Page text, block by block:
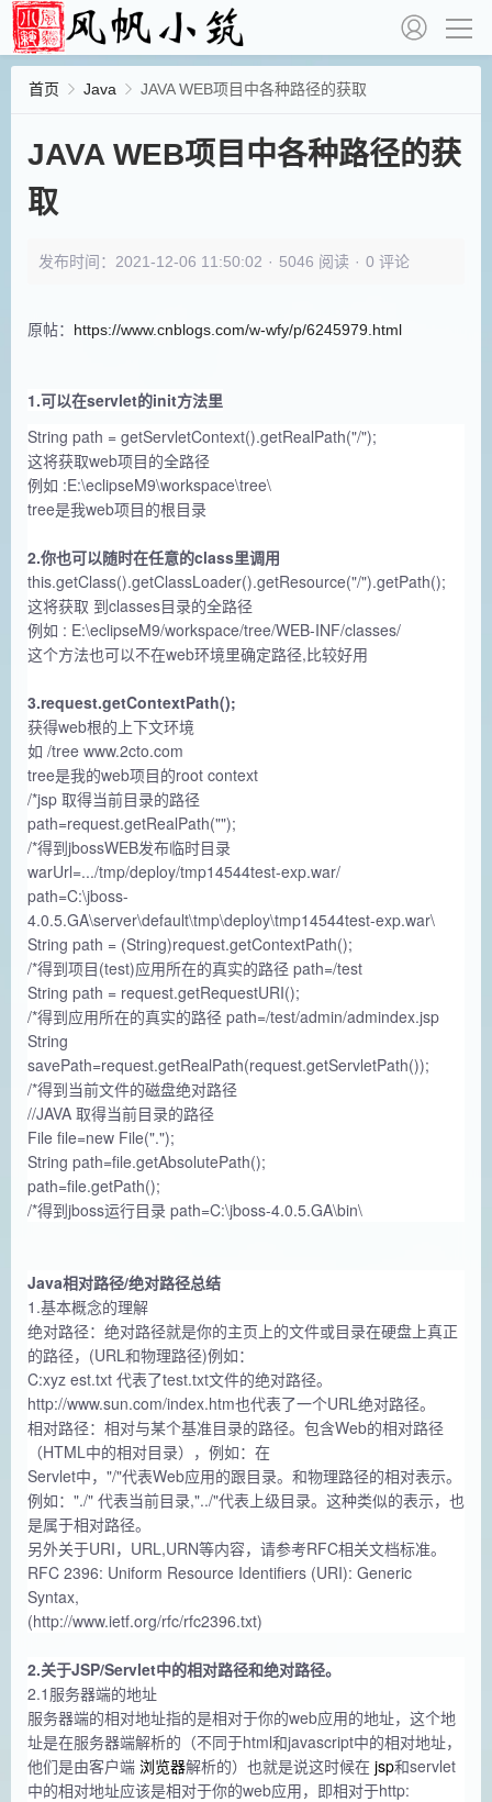
首页 Java JAVA WEB项目中各种路径的获取
JAVA WEB项目中各种路径的获
取
发布时间：2021-12-06 11:50:02 · 5046 阅读 · 0 评论
原帖： https://www.cnblogs.com/w-wfy/p/6245979.html
1.可以在servlet的init方法里
String path = getServletContext().getRealPath("/");
这将获取web项目的全路径
例如 :E:\eclipseM9\workspace\tree\
tree是我web项目的根目录
2.你也可以随时在任意的class里调用
this.getClass().getClassLoader().getResource("/").getPath();
这将获取 到classes目录的全路径
例如 : E:\eclipseM9/workspace/tree/WEB-INF/classes/
这个方法也可以不在web环境里确定路径,比较好用
3.request.getContextPath();
获得web根的上下文环境
如 /tree www.2cto.com
tree是我的web项目的root context
/*jsp 取得当前目录的路径
path=request.getRealPath("");
/*得到jbossWEB发布临时目录
warUrl=.../tmp/deploy/tmp14544test-exp.war/
path=C:\jboss-
4.0.5.GA\server\default\tmp\deploy\tmp14544test-exp.war\
String path = (String)request.getContextPath();
/*得到项目(test)应用所在的真实的路径 path=/test
String path = request.getRequestURI();
/*得到应用所在的真实的路径 path=/test/admin/admindex.jsp
String
savePath=request.getRealPath(request.getServletPath());
/*得到当前文件的磁盘绝对路径
//JAVA 取得当前目录的路径
File file=new File(".");
String path=file.getAbsolutePath();
path=file.getPath();
/*得到jboss运行目录 path=C:\jboss-4.0.5.GA\bin\
Java相对路径/绝对路径总结
1.基本概念的理解
绝对路径：绝对路径就是你的主页上的文件或目录在硬盘上真正
的路径，(URL和物理路径)例如：
C:xyz est.txt 代表了test.txt文件的绝对路径。
http://www.sun.com/index.htm也代表了一个URL绝对路径。
相对路径：相对与某个基准目录的路径。包含Web的相对路径
（HTML中的相对目录），例如：在
Servlet中，"/"代表Web应用的跟目录。和物理路径的相对表示。
例如："./" 代表当前目录,"../"代表上级目录。这种类似的表示，也
是属于相对路径。
另外关于URI，URL,URN等内容，请参考RFC相关文档标准。
RFC 2396: Uniform Resource Identifiers (URI): Generic
Syntax,
(http://www.ietf.org/rfc/rfc2396.txt)
2.关于JSP/Servlet中的相对路径和绝对路径。
2.1服务器端的地址
服务器端的相对地址指的是相对于你的web应用的地址，这个地
址是在服务器端解析的（不同于html和javascript中的相对地址，
他们是由客户端 浏览器解析的）也就是说这时候在 jsp和servlet
中的相对地址应该是相对于你的web应用，即相对于http: